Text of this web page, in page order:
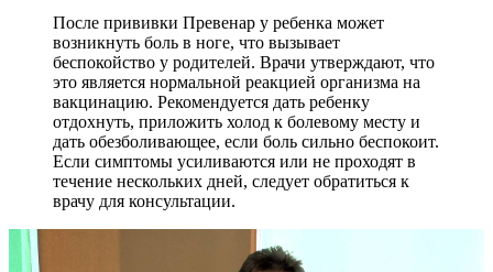
После прививки Превенар у ребенка может
возникнуть боль в ноге, что вызывает
беспокойство у родителей. Врачи утверждают, что
это является нормальной реакцией организма на
вакцинацию. Рекомендуется дать ребенку
отдохнуть, приложить холод к болевому месту и
дать обезболивающее, если боль сильно беспокоит.
Если симптомы усиливаются или не проходят в
течение нескольких дней, следует обратиться к
врачу для консультации.